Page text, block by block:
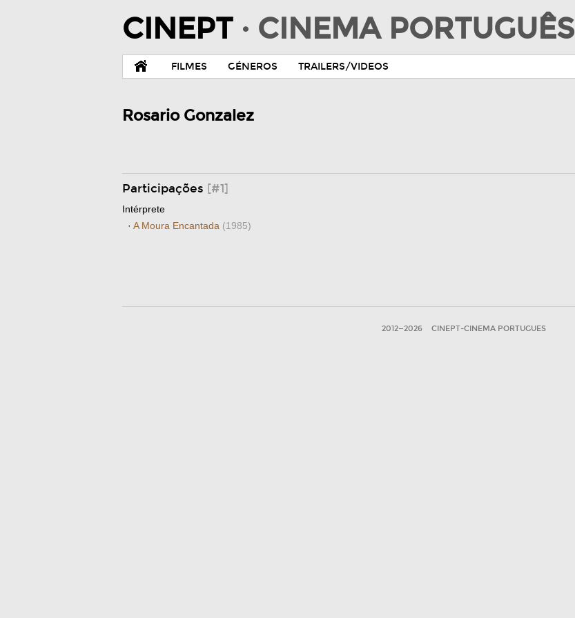
CINEPT · CINEMA PORTUGUÊS
FILMES GÉNEROS TRAILERS/VIDEOS
Rosario Gonzalez
Participações [#1]
Intérprete
· A Moura Encantada (1985)
2012—2026 CINEPT-CINEMA PORTUGUES